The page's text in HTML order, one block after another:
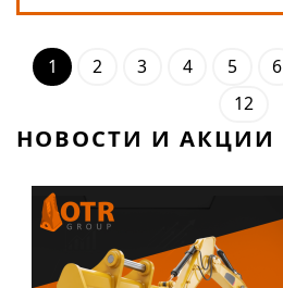
1 2 3 4 5 6
12
НОВОСТИ И АКЦИИ